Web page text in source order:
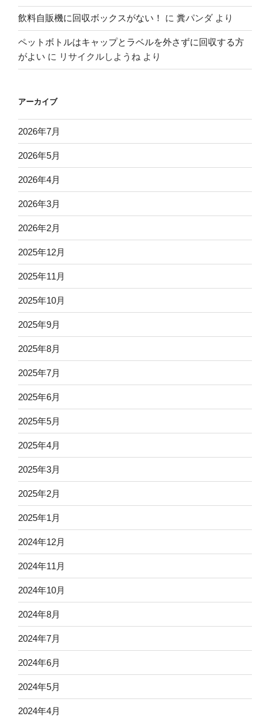
飲料自販機に回収ボックスがない！ に 糞パンダ より
ペットボトルはキャップとラベルを外さずに回収する方
がよい に リサイクルしようね より
アーカイブ
2026年7月
2026年5月
2026年4月
2026年3月
2026年2月
2025年12月
2025年11月
2025年10月
2025年9月
2025年8月
2025年7月
2025年6月
2025年5月
2025年4月
2025年3月
2025年2月
2025年1月
2024年12月
2024年11月
2024年10月
2024年8月
2024年7月
2024年6月
2024年5月
2024年4月